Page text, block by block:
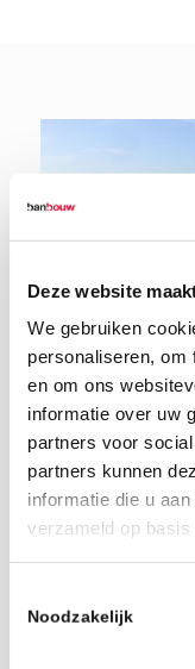
Deze website
We gebruiken
personaliseren, om
en om ons
informatie over uw
partners voor
partners kunnen
informatie die u
verzameld op
Noodzakelijk
6 juli 2018